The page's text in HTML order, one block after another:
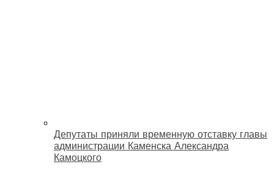
Депутаты приняли временную отставку главы
администрации Каменска Александра
Камоцкого